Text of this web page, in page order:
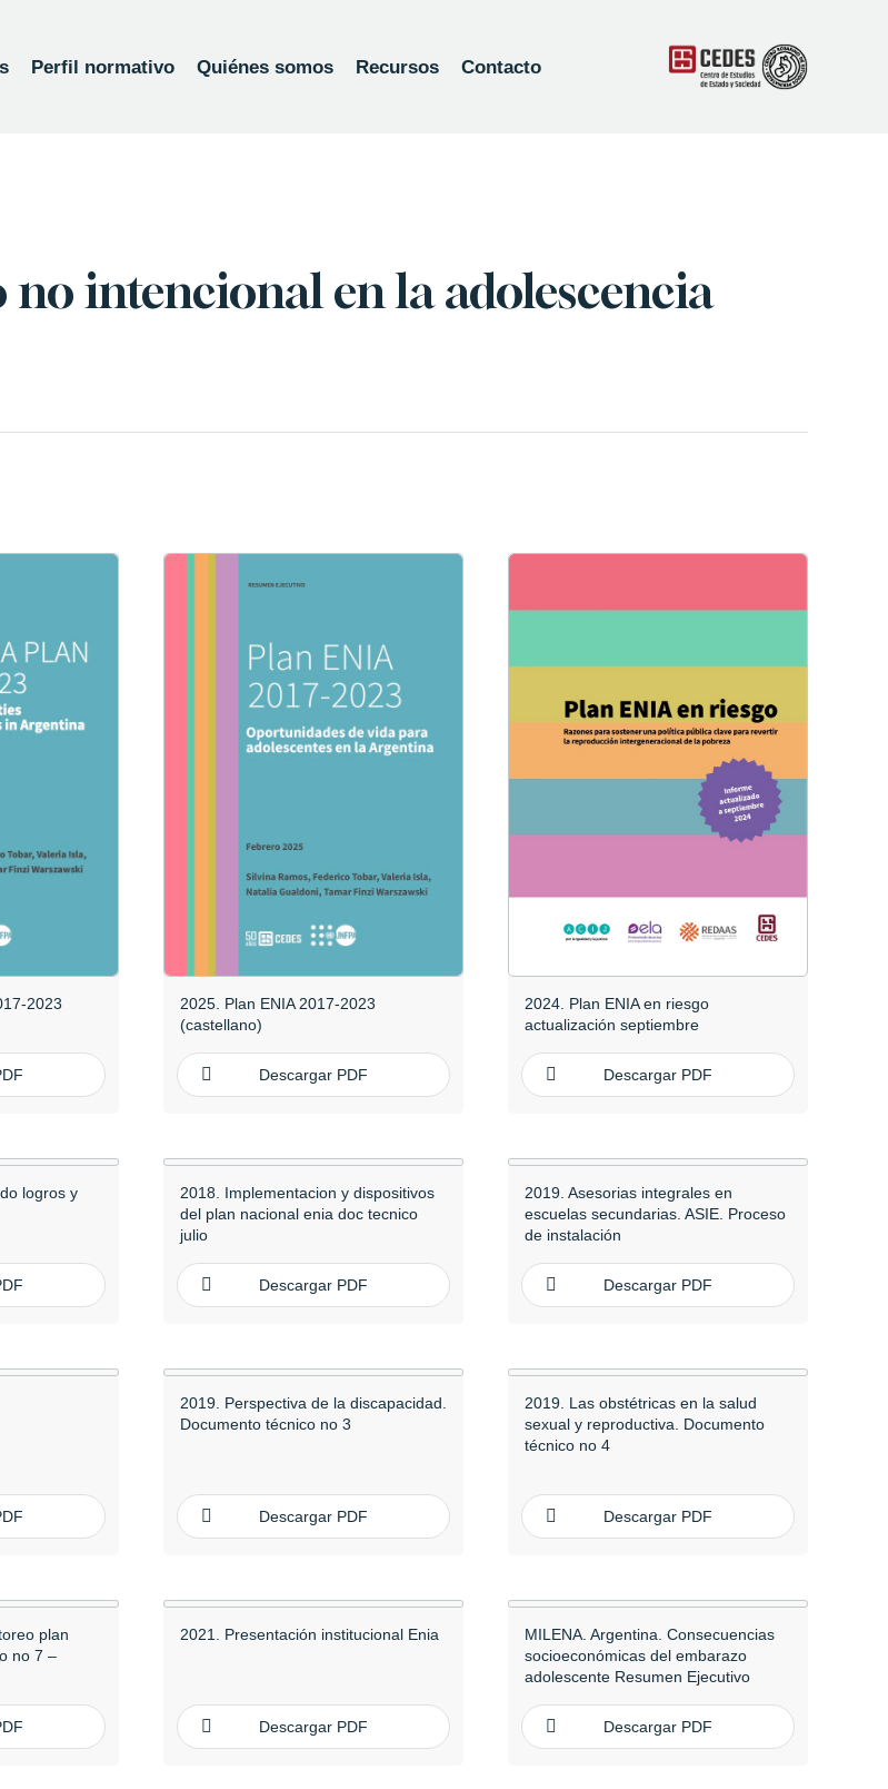
Perfil normativo Quiénes somos Recursos Contacto
intencional en la adolescencia
2023
2025. Plan ENIA 2017-2023
(castellano)
Descargar PDF
2024. Plan ENIA en riesgo
actualización septiembre
Descargar PDF
logros y
2018. Implementacion y dispositivos
del plan nacional enia doc tecnico
julio
Descargar PDF
2019. Asesorias integrales en
escuelas secundarias. ASIE. Proceso
de instalación
Descargar PDF
2019. Perspectiva de la discapacidad.
Documento técnico no 3
Descargar PDF
2019. Las obstétricas en la salud
sexual y reproductiva. Documento
técnico no 4
Descargar PDF
plan
no 7 –
2021. Presentación institucional Enia
Descargar PDF
MILENA. Argentina. Consecuencias
socioeconómicas del embarazo
adolescente Resumen Ejecutivo
Descargar PDF